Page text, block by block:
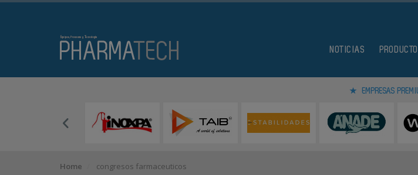
NOTICIAS
EMPRESAS
Home congresos farmaceuticos